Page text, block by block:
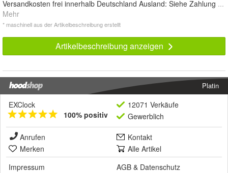
Versandkosten frei innerhalb Deutschland Ausland: Siehe Zahlung ...
Mehr
* maschinell aus der Artikelbeschreibung erstellt
Artikelbeschreibung anzeigen
Platin
EXClock
100% positiv
12071 Verkäufe
Gewerblich
Anrufen
Kontakt
Merken
Alle Artikel
Impressum
AGB & Datenschutz